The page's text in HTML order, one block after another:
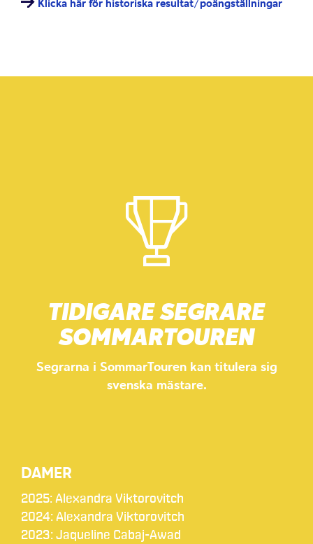
Klicka här för historiska resultat/poängställningar
TIDIGARE SEGRARE
SOMMARTOUREN
Segrarna i SommarTouren kan titulera sig
svenska mästare.
DAMER
2025: Alexandra Viktorovitch
2024: Alexandra Viktorovitch
2023: Jaqueline Cabaj-Awad